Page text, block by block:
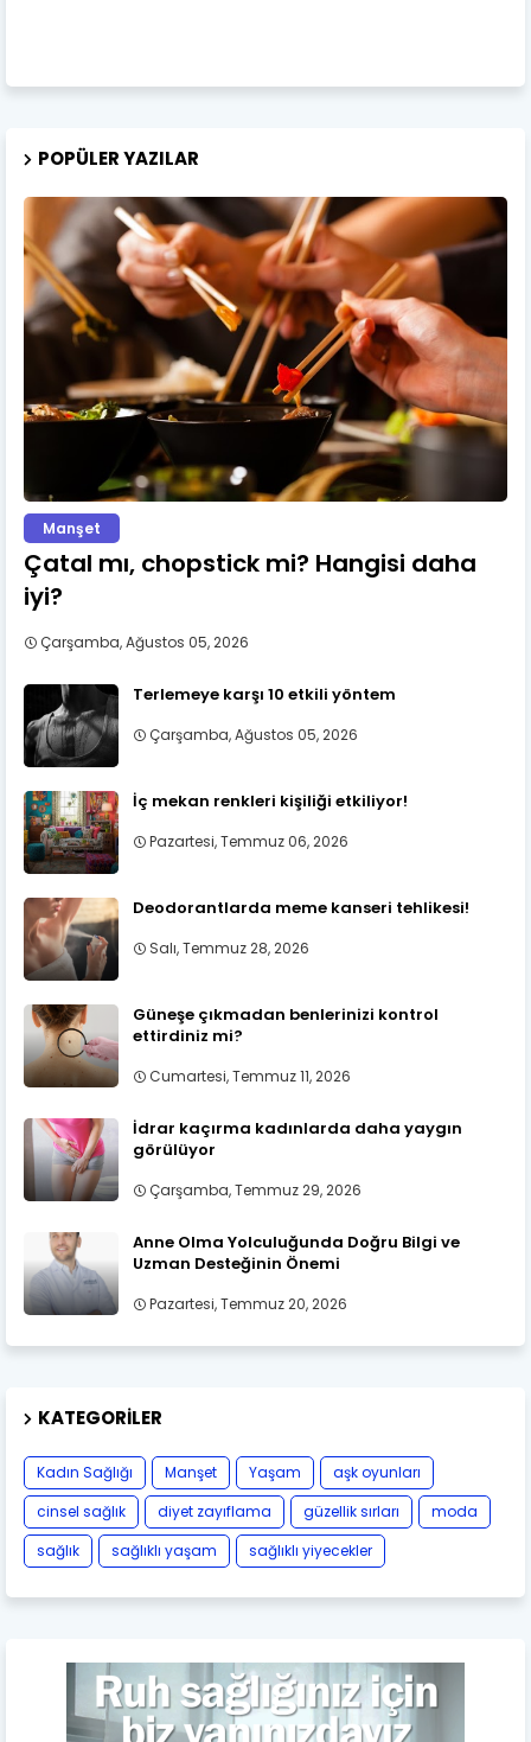
POPÜLER YAZILAR
Manşet
Çatal mı, chopstick mi? Hangisi daha
iyi?
Çarşamba, Ağustos 05, 2026
Terlemeye karşı 10 etkili yöntem
Çarşamba, Ağustos 05, 2026
İç mekan renkleri kişiliği etkiliyor!
Pazartesi, Temmuz 06, 2026
Deodorantlarda meme kanseri tehlikesi!
Salı, Temmuz 28, 2026
Güneşe çıkmadan benlerinizi kontrol
ettirdiniz mi?
Cumartesi, Temmuz 11, 2026
İdrar kaçırma kadınlarda daha yaygın
görülüyor
Çarşamba, Temmuz 29, 2026
Anne Olma Yolculuğunda Doğru Bilgi ve
Uzman Desteğinin Önemi
Pazartesi, Temmuz 20, 2026
KATEGORILER
Kadın Sağlığı Manşet Yaşam
aşk oyunları
cinsel sağlık
diyet zayıflama güzellik sırları
moda
sağlık
sağlıklı yaşam sağlıklı yiyecekler